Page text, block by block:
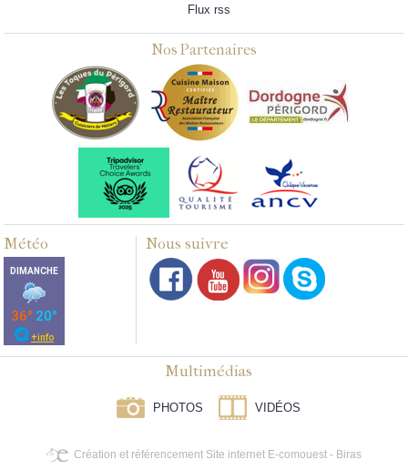
Flux rss
Nos Partenaires
Météo Nous suivre
Multimédias
PHOTOS VIDÉOS
Création et référencement Site internet E-comouest - Biras